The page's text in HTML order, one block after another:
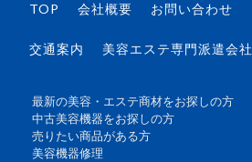
TOP 会社概要 お問い合わせ
交通案内 美容エステ専門派遣会社
最新の美容・エステ商材をお探しの方
中古美容機器をお探しの方
売りたい商品がある方
美容機器修理